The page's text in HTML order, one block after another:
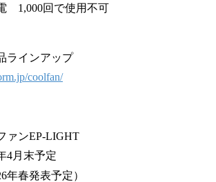
1,000回で使用不可
ラインアップ
coolfan/
ァンEP-LIGHT
4月末予定
年春発表予定）